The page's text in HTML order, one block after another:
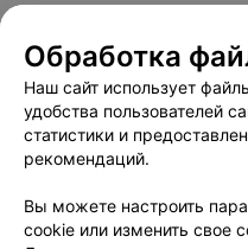
Пользовательское
Написать
Обработка
Обработка
Наш сайт использует
удобства пользователей
статистики и
рекомендаций.
Вы можете настроить
cookie или изменить свое